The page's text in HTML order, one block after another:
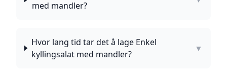
med mandler?
Hvor lang tid tar det å lage Enkel
kyllingsalat med mandler?
▼